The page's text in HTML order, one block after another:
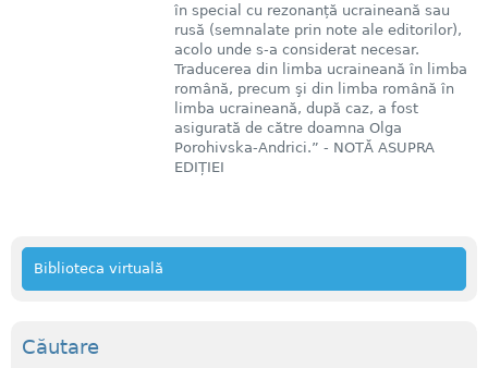
în special cu rezonanță ucraineană sau
rusă (semnalate prin note ale editorilor),
acolo unde s-a considerat necesar.
Traducerea din limba ucraineană în limba
română, precum şi din limba română în
limba ucraineană, după caz, a fost
asigurată de către doamna Olga
Porohivska-Andrici.” - NOTĂ ASUPRA
EDIȚIEI
Biblioteca virtuală
Căutare